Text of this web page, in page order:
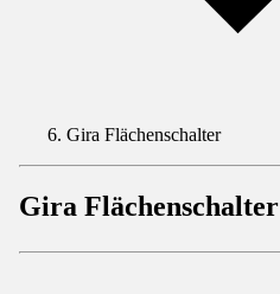
Gira Flächenschalter
Gira Flächenschalter